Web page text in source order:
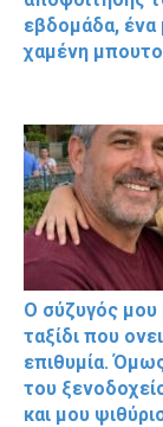
εβδομάδα, ένα
χαμένη
Ο σύζυγός μου
ταξίδι που
επιθυμία.
του
και μου